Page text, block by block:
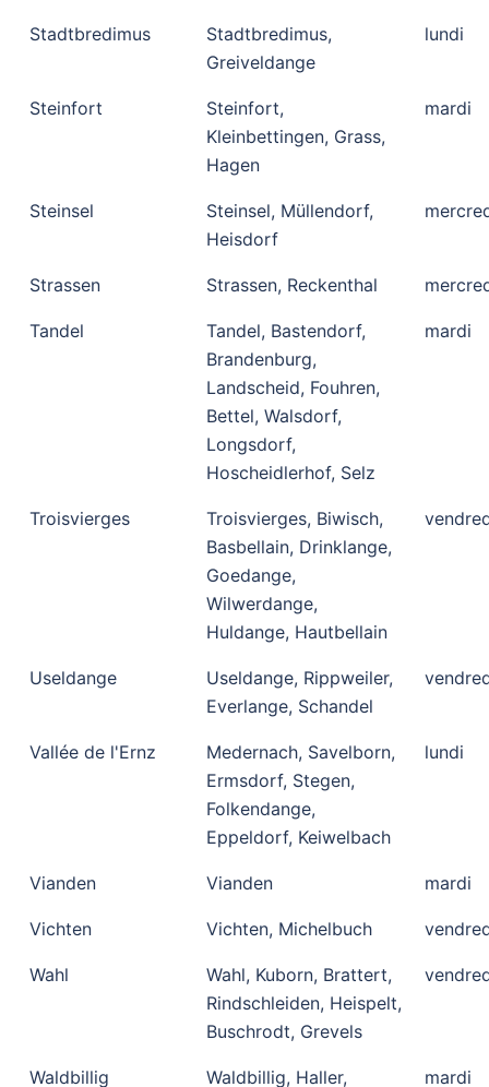
Stadtbredimus
Stadtbredimus,
Greiveldange
lundi
Steinfort
Steinfort,
Kleinbettingen, Grass,
Hagen
mardi
Steinsel
Steinsel, Müllendorf,
Heisdorf
Strassen Strassen, Reckenthal
Tandel
Tandel, Bastendorf,
Brandenburg,
Landscheid, Fouhren,
Bettel, Walsdorf,
Longsdorf,
Hoscheidlerhof, Selz
mardi
Troisvierges
Troisvierges, Biwisch,
Basbellain, Drinklange,
Goedange,
Wilwerdange,
Huldange, Hautbellain
Useldange
Useldange, Rippweiler,
Everlange, Schandel
Vallée de l'Ernz
Medernach, Savelborn,
Ermsdorf, Stegen,
Folkendange,
Eppeldorf, Keiwelbach
lundi
Vianden Vianden mardi
Vichten Vichten, Michelbuch
Wahl
Wahl, Kuborn, Brattert,
Rindschleiden, Heispelt,
Buschrodt, Grevels
Waldbillig Waldbillig, Haller, mardi